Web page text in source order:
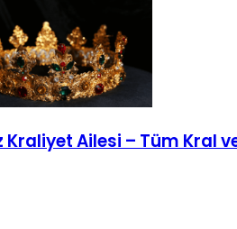
Kraliyet Ailesi – Tüm Kral